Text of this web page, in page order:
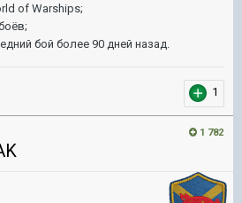
of Warships;
бой более 90 дней назад.
1
1 782